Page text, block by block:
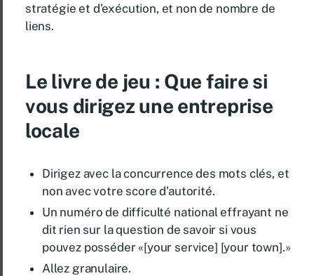
stratégie et d’exécution, et non de nombre de
liens.
Le livre de jeu : Que faire si
vous dirigez une entreprise
locale
Dirigez avec la concurrence des mots clés, et
non avec votre score d’autorité.
Un numéro de difficulté national effrayant ne
dit rien sur la question de savoir si vous
pouvez posséder «[your service] [your town].»
Allez granulaire.